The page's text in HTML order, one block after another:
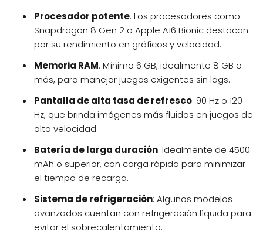
Procesador potente: Los procesadores como
Snapdragon 8 Gen 2 o Apple A16 Bionic destacan
por su rendimiento en gráficos y velocidad.
Memoria RAM: Mínimo 6 GB, idealmente 8 GB o
más, para manejar juegos exigentes sin lags.
Pantalla de alta tasa de refresco: 90 Hz o 120
Hz, que brinda imágenes más fluidas en juegos de
alta velocidad.
Batería de larga duración: Idealmente de 4500
mAh o superior, con carga rápida para minimizar
el tiempo de recarga.
Sistema de refrigeración: Algunos modelos
avanzados cuentan con refrigeración líquida para
evitar el sobrecalentamiento.